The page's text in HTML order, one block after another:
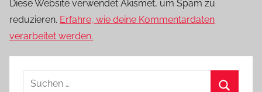
Diese Website verwendet Akismet, um Spam zu
reduzieren. Erfahre, wie deine Kommentardaten
verarbeitet werden.
Suchen